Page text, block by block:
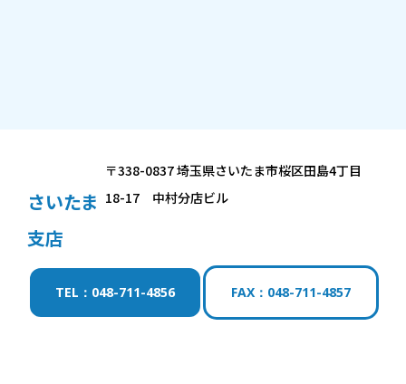
さいたま
支店
〒338-0837 埼玉県さいたま市桜区田島4丁目
18-17 中村分店ビル
TEL：048-711-4856 FAX：048-711-4857